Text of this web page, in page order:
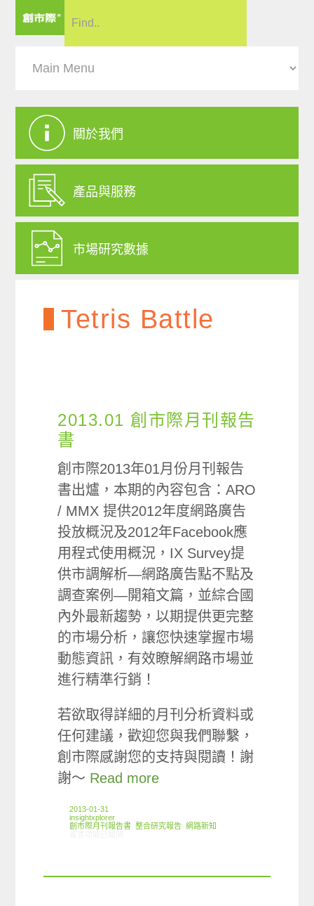
關於我們
產品與服務
市場研究數據
Tetris Battle
2013.01 創市際月刊報告
書
創市際2013年01月份月刊報告
書出爐，本期的內容包含：ARO
/ MMX 提供2012年度網路廣告
投放概況及2012年Facebook應
用程式使用概況，IX Survey提
供市調解析—網路廣告點不點及
調查案例—開箱文篇，並綜合國
內外最新趨勢，以期提供更完整
的市場分析，讓您快速掌握市場
動態資訊，有效瞭解網路市場並
進行精準行銷！
若欲取得詳細的月刊分析資料或
任何建議，歡迎您與我們聯繫，
創市際感謝您的支持與閱讀！謝
謝～ Read more
2013-01-31
insightxplorer
創市際月刊報告書 ,整合研究報告 ,網路新知